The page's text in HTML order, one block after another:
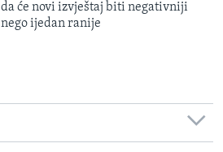
da će novi izvještaj biti negativniji
nego ijedan ranije